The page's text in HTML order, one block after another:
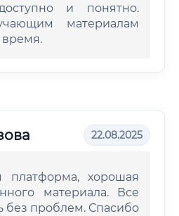
и понятно.
материалам
22.08.2025
платформа, хорошая
материала. Все
без проблем. Спасибо